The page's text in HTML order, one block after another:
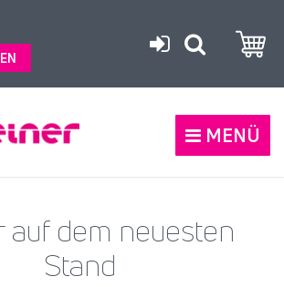
MENÜ
auf dem neuesten
Stand